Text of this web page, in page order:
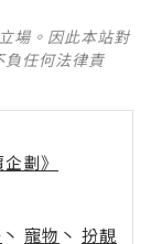
場。因此本站對
任何法律責
劃》
丶 寵物 丶 扮靚